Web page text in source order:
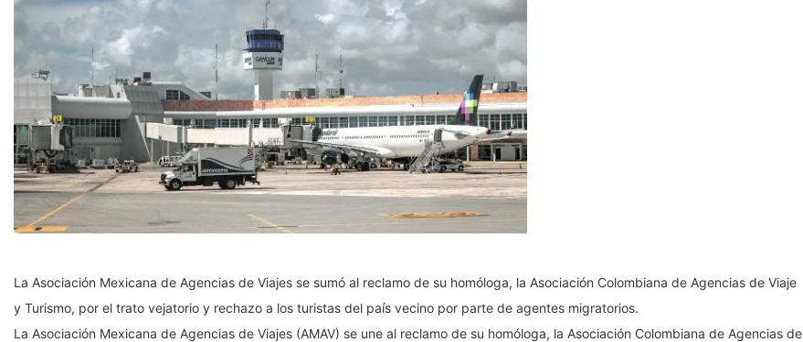
La Asociación Mexicana de Agencias de Viajes se sumó al reclamo de su homóloga, la Asociación Colombiana de Agencias de Viaje
y Turismo, por el trato vejatorio y rechazo a los turistas del país vecino por parte de agentes migratorios.
La Asociación Mexicana de Agencias de Viajes (AMAV) se une al reclamo de su homóloga, la Asociación Colombiana de Agencias de